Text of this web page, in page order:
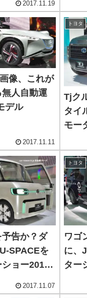
2017.11.19
像、これが
無人自動運
デル
2017.11.11
トヨタ
Tjク
タイ
モー
告か？ダ
SPACEを
ョー2017
2017.11.07
トヨタ
ワゴ
に、
ター